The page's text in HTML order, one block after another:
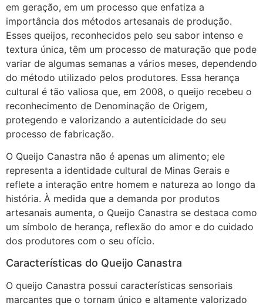
em geração, em um processo que enfatiza a
importância dos métodos artesanais de produção.
Esses queijos, reconhecidos pelo seu sabor intenso e
textura única, têm um processo de maturação que pode
variar de algumas semanas a vários meses, dependendo
do método utilizado pelos produtores. Essa herança
cultural é tão valiosa que, em 2008, o queijo recebeu o
reconhecimento de Denominação de Origem,
protegendo e valorizando a autenticidade do seu
processo de fabricação.
O Queijo Canastra não é apenas um alimento; ele
representa a identidade cultural de Minas Gerais e
reflete a interação entre homem e natureza ao longo da
história. À medida que a demanda por produtos
artesanais aumenta, o Queijo Canastra se destaca como
um símbolo de herança, reflexão do amor e do cuidado
dos produtores com o seu ofício.
Características do Queijo Canastra
O queijo Canastra possui características sensoriais
marcantes que o tornam único e altamente valorizado